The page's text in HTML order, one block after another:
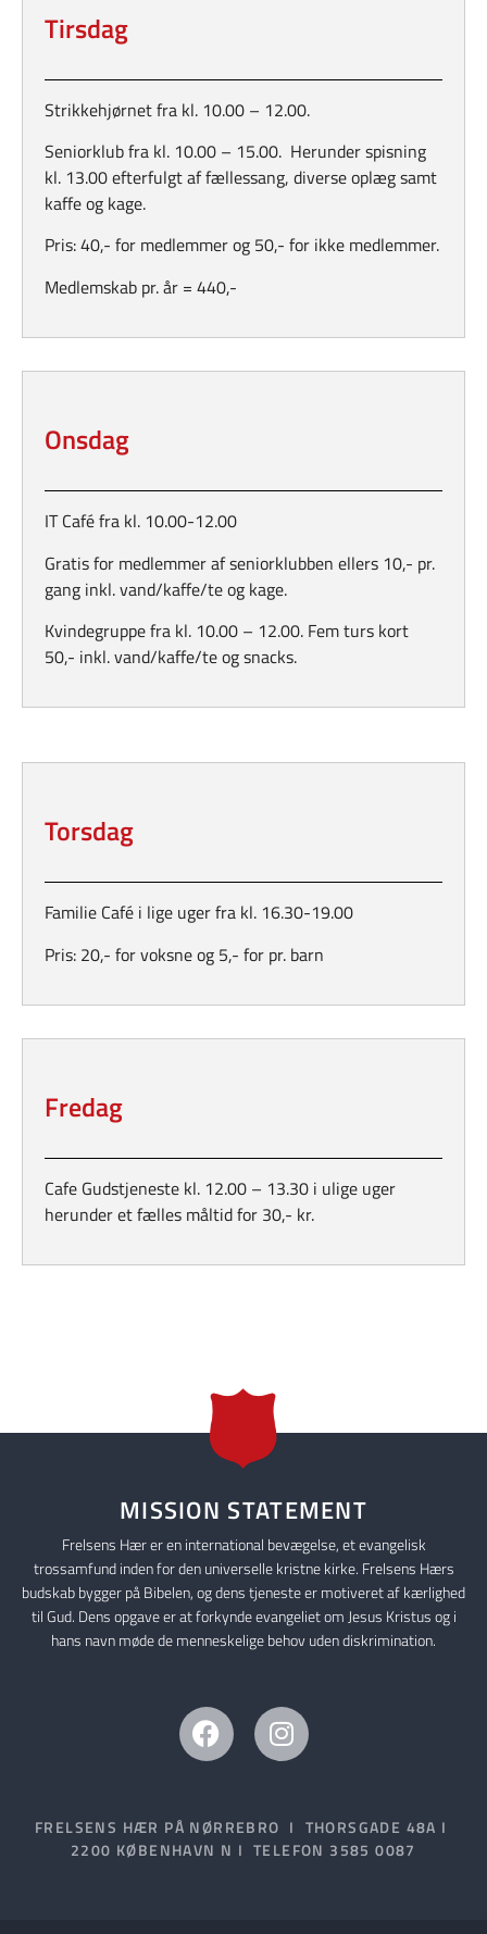
Tirsdag
Strikkehjørnet fra kl. 10.00 – 12.00.
Seniorklub fra kl. 10.00 – 15.00. Herunder spisning
kl. 13.00 efterfulgt af fællessang, diverse oplæg samt
kaffe og kage.
Pris: 40,- for medlemmer og 50,- for ikke medlemmer.
Medlemskab pr. år = 440,-
Onsdag
IT Café fra kl. 10.00-12.00
Gratis for medlemmer af seniorklubben ellers 10,- pr.
gang inkl. vand/kaffe/te og kage.
Kvindegruppe fra kl. 10.00 – 12.00. Fem turs kort
50,- inkl. vand/kaffe/te og snacks.
Torsdag
Familie Café i lige uger fra kl. 16.30-19.00
Pris: 20,- for voksne og 5,- for pr. barn
Fredag
Cafe Gudstjeneste kl. 12.00 – 13.30 i ulige uger
herunder et fælles måltid for 30,- kr.
MISSION STATEMENT
Frelsens Hær er en international bevægelse, et evangelisk
trossamfund inden for den universelle kristne kirke. Frelsens Hærs
budskab bygger på Bibelen, og dens tjeneste er motiveret af kærlighed
til Gud. Dens opgave er at forkynde evangeliet om Jesus Kristus og i
hans navn møde de menneskelige behov uden diskrimination.
FRELSENS HÆR PÅ NØRREBRO I THORSGADE 48A I
2200 KØBENHAVN N I TELEFON 3585 0087